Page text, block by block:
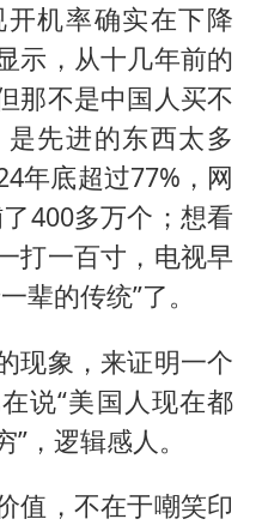
机率确实在下降
，从十几年前的
那不是中国人买不
先进的东西太多
年底超过77%，网
400多万个；想看
打一百寸，电视早
辈的传统”了。
现象，来证明一个
说“美国人现在都
，逻辑感人。
值，不在于嘲笑印